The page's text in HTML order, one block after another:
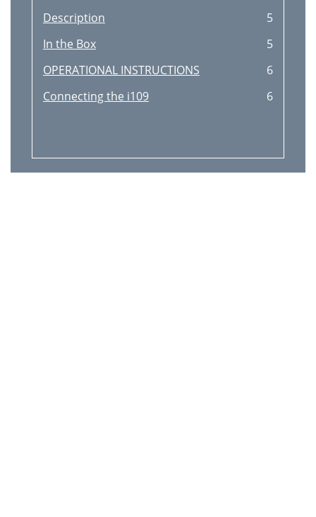
Description
5
In the Box
5
OPERATIONAL INSTRUCTIONS
6
Connecting the i109
6